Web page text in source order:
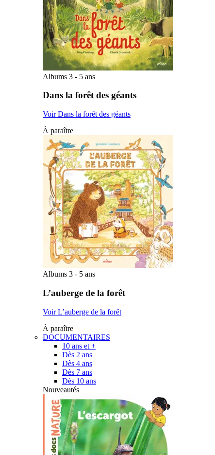
Albums 3 - 5 ans
Dans la forêt des géants
Voir Dans la forêt des géants
À paraître
Albums 3 - 5 ans
L’auberge de la forêt
Voir L’auberge de la forêt
À paraître
DOCUMENTAIRES
10 ans et +
Dès 2 ans
Dès 4 ans
Dès 7 ans
Dès 10 ans
Nouveautés